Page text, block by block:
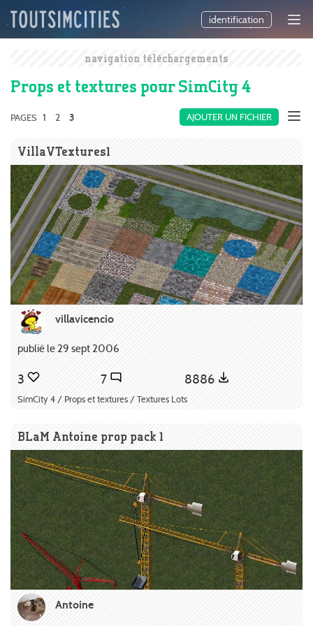
identification
navigation téléchargements
Props et textures pour SimCity 4
AJOUTER UN FICHIER
PAGES 1 2 3
VillaVTextures1
villavicencio
publié le 29 sept 2006
3 7 8886
SimCity 4 / Props et textures / Textures Lots
BLaM Antoine prop pack 1
Antoine